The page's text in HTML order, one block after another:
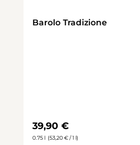
Barolo Tradizione
Regulärer Preis:
39,90 €
0.75 l (53,20 € / 1 l)